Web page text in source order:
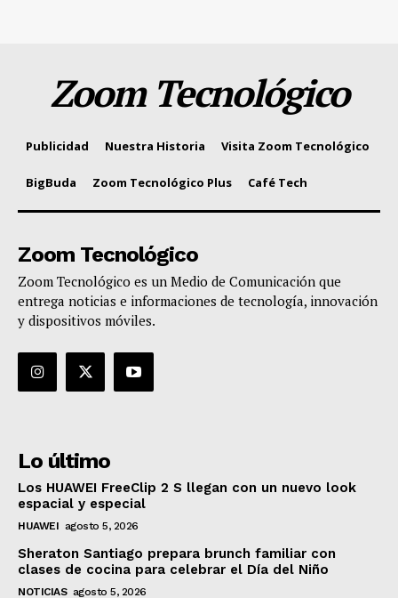
Zoom Tecnológico
Publicidad Nuestra Historia Visita Zoom Tecnológico
BigBuda Zoom Tecnológico Plus Café Tech
Zoom Tecnológico
Zoom Tecnológico es un Medio de Comunicación que
entrega noticias e informaciones de tecnología, innovación
y dispositivos móviles.
Lo último
Los HUAWEI FreeClip 2 S llegan con un nuevo look
espacial y especial
HUAWEI agosto 5, 2026
Sheraton Santiago prepara brunch familiar con
clases de cocina para celebrar el Día del Niño
NOTICIAS agosto 5, 2026